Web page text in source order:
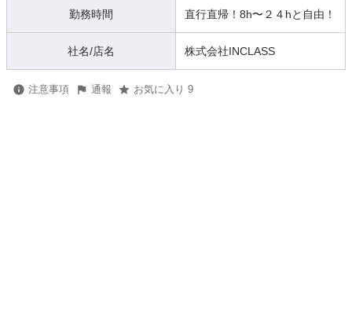
勤務時間 直行直帰！8h〜２４hと自由！
社名/店名 株式会社INCLASS
注意事項 通報 お気に入り 9